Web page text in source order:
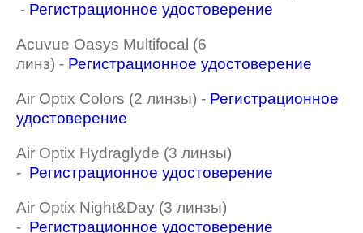
- Регистрационное удостоверение
Acuvue Oasys Multifocal (6
линз) - Регистрационное удостоверение
Air Optix Colors (2 линзы) - Регистрационное
удостоверение
Air Optix Hydraglyde (3 линзы)
- Регистрационное удостоверение
Air Optix Night&Day (3 линзы)
- Регистрационное удостоверение